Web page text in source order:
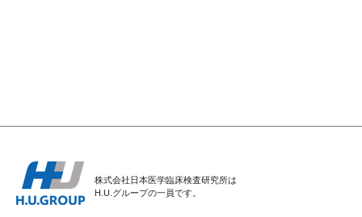
株式会社日本医学臨床検査研究所は
H.U.グループの一員です。